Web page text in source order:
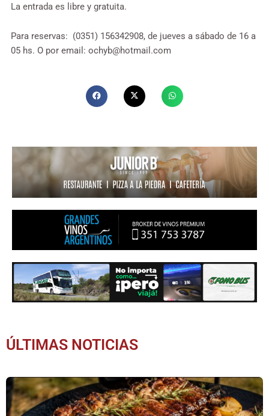
La entrada es libre y gratuita.
Para reservas: (0351) 156342908, de jueves a sábado de 16 a
05 hs. O por email: ochyb@hotmail.com
ÚLTIMAS NOTICIAS